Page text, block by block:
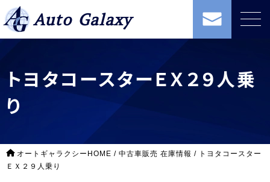
Auto Galaxy
トヨタコースターＥＸ２９人乗
り
オートギャラクシーHOME / 中古車販売 在庫情報 / トヨタコースター
ＥＸ２９人乗り